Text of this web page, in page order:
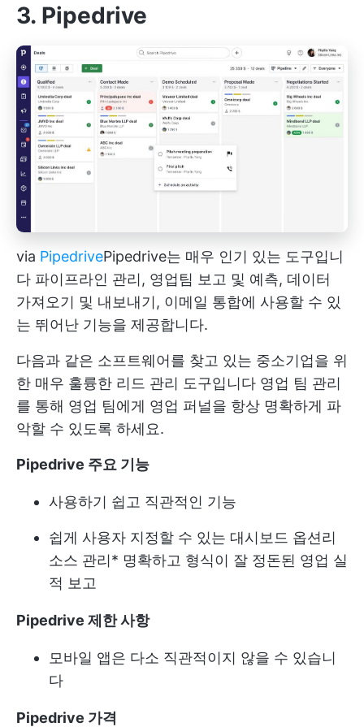
3. Pipedrive
via PipedrivePipedrive는 매우 인기 있는 도구입니
다 파이프라인 관리, 영업팀 보고 및 예측, 데이터
가져오기 및 내보내기, 이메일 통합에 사용할 수 있
는 뛰어난 기능을 제공합니다.
다음과 같은 소프트웨어를 찾고 있는 중소기업을 위
한 매우 훌륭한 리드 관리 도구입니다 영업 팀 관리
를 통해 영업 팀에게 영업 퍼널을 항상 명확하게 파
악할 수 있도록 하세요.
Pipedrive 주요 기능
사용하기 쉽고 직관적인 기능
쉽게 사용자 지정할 수 있는 대시보드 옵션리
소스 관리* 명확하고 형식이 잘 정돈된 영업 실
적 보고
Pipedrive 제한 사항
모바일 앱은 다소 직관적이지 않을 수 있습니
다
Pipedrive 가격